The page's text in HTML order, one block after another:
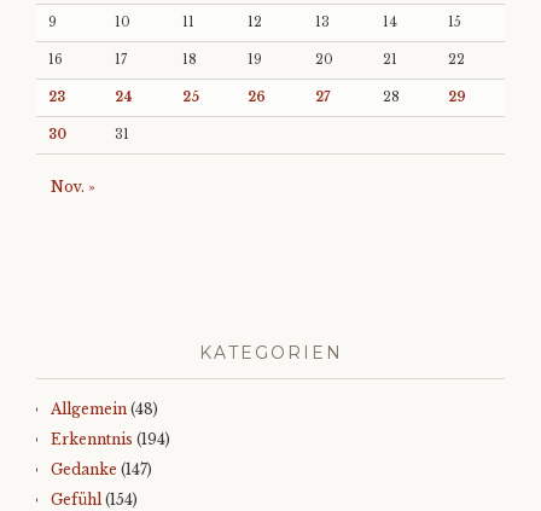
9 10 11 12 13 14 15
16 17 18 19 20 21 22
23 24 25 26 27 28 29
30 31
Nov. »
KATEGORIEN
Allgemein (48)
Erkenntnis (194)
Gedanke (147)
Gefühl(154)